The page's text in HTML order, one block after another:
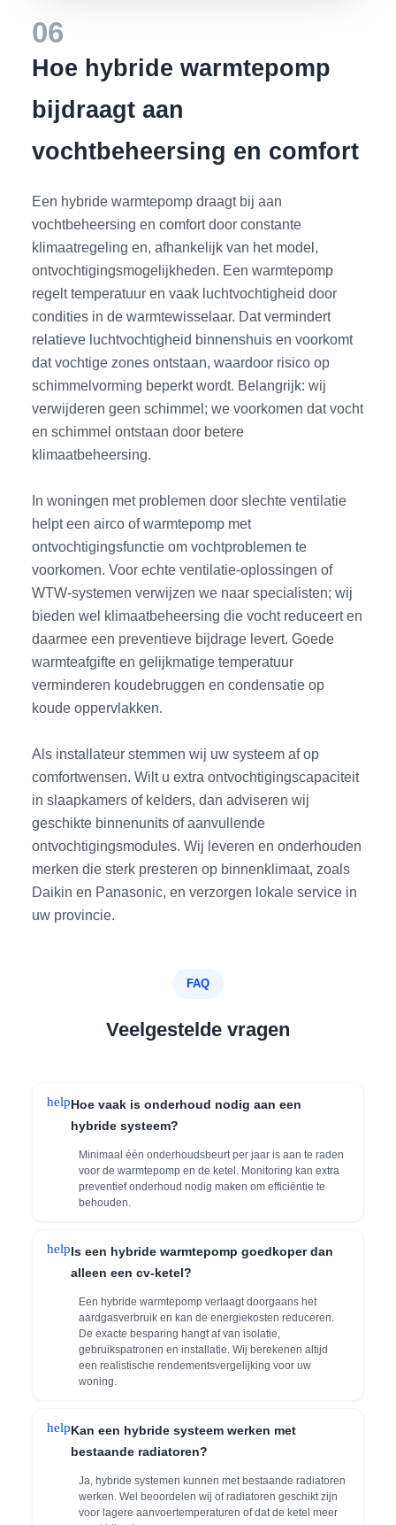
06
Hoe hybride warmtepomp
bijdraagt aan
vochtbeheersing en comfort
Een hybride warmtepomp draagt bij aan
vochtbeheersing en comfort door constante
klimaatregeling en, afhankelijk van het model,
ontvochtigingsmogelijkheden. Een warmtepomp
regelt temperatuur en vaak luchtvochtigheid door
condities in de warmtewisselaar. Dat vermindert
relatieve luchtvochtigheid binnenshuis en voorkomt
dat vochtige zones ontstaan, waardoor risico op
schimmelvorming beperkt wordt. Belangrijk: wij
verwijderen geen schimmel; we voorkomen dat vocht
en schimmel ontstaan door betere
klimaatbeheersing.
In woningen met problemen door slechte ventilatie
helpt een airco of warmtepomp met
ontvochtigingsfunctie om vochtproblemen te
voorkomen. Voor echte ventilatie-oplossingen of
WTW-systemen verwijzen we naar specialisten; wij
bieden wel klimaatbeheersing die vocht reduceert en
daarmee een preventieve bijdrage levert. Goede
warmteafgifte en gelijkmatige temperatuur
verminderen koudebruggen en condensatie op
koude oppervlakken.
Als installateur stemmen wij uw systeem af op
comfortwensen. Wilt u extra ontvochtigingscapaciteit
in slaapkamers of kelders, dan adviseren wij
geschikte binnenunits of aanvullende
ontvochtigingsmodules. Wij leveren en onderhouden
merken die sterk presteren op binnenklimaat, zoals
Daikin en Panasonic, en verzorgen lokale service in
uw provincie.
FAQ
Veelgestelde vragen
helpHoe vaak is onderhoud nodig aan een
hybride systeem?
Minimaal één onderhoudsbeurt per jaar is aan te raden
voor de warmtepomp en de ketel. Monitoring kan extra
preventief onderhoud nodig maken om efficiëntie te
behouden.
helpIs een hybride warmtepomp goedkoper dan
alleen een cv-ketel?
Een hybride warmtepomp verlaagt doorgaans het
aardgasverbruik en kan de energiekosten reduceren.
De exacte besparing hangt af van isolatie,
gebruikspatronen en installatie. Wij berekenen altijd
een realistische rendementsvergelijking voor uw
woning.
helpKan een hybride systeem werken met
bestaande radiatoren?
Ja, hybride systemen kunnen met bestaande radiatoren
werken. Wel beoordelen wij of radiatoren geschikt zijn
voor lagere aanvoertemperaturen of dat de ketel meer